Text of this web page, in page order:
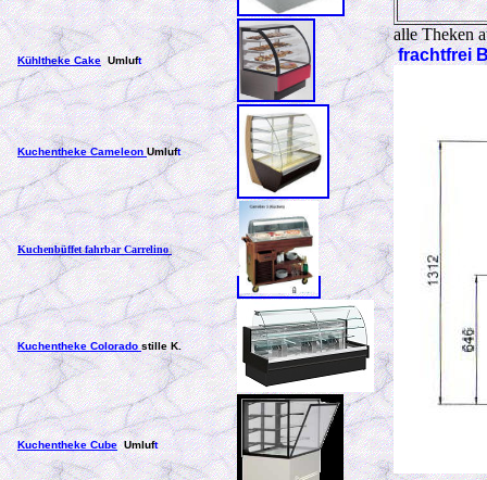
Kühltheke Cake Umluft
Kuchentheke CameleonUmluft
Kuchenbüffet fahrbar Carrelino
Kuchentheke Coloradostille K.
Kuchentheke CubeUmluft
alle Theken
frachtfrei